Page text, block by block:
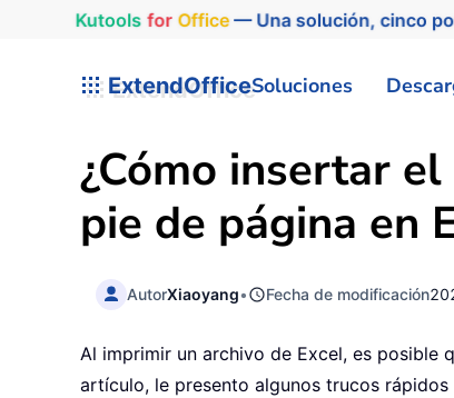
Kutools for Office— Una solución, cinco
ExtendOfficeSoluciones
¿Cómo insertar
pie de página en
AutorXiaoyang• Fecha de modificación
Al imprimir un archivo de Excel, es posible
artículo, le presento algunos trucos